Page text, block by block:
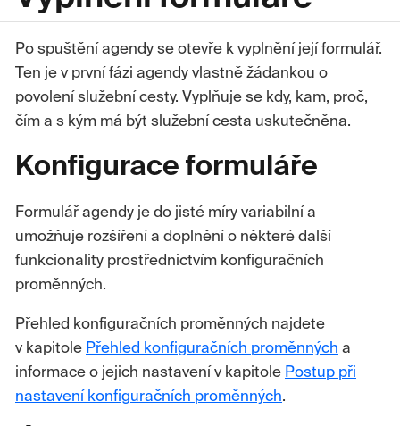
Po spuštění agendy se otevře k vyplnění její formulář.
Ten je v první fázi agendy vlastně žádankou o
povolení služební cesty. Vyplňuje se kdy, kam, proč,
čím a s kým má být služební cesta uskutečněna.
Konfigurace formuláře
Formulář agendy je do jisté míry variabilní a
umožňuje rozšíření a doplnění o některé další
funkcionality prostřednictvím konfiguračních
proměnných.
Přehled konfiguračních proměnných najdete
v kapitole Přehled konfiguračních proměnných a
informace o jejich nastavení v kapitole Postup při
nastavení konfiguračních proměnných.